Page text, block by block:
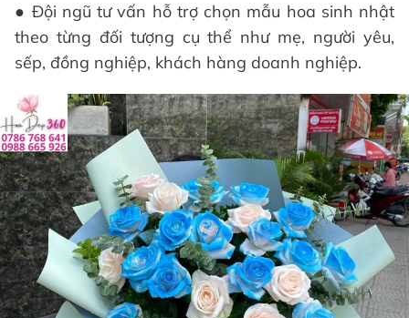
● Đội ngũ tư vấn hỗ trợ chọn mẫu hoa sinh nhật
theo từng đối tượng cụ thể như mẹ, người yêu,
sếp, đồng nghiệp, khách hàng doanh nghiệp.